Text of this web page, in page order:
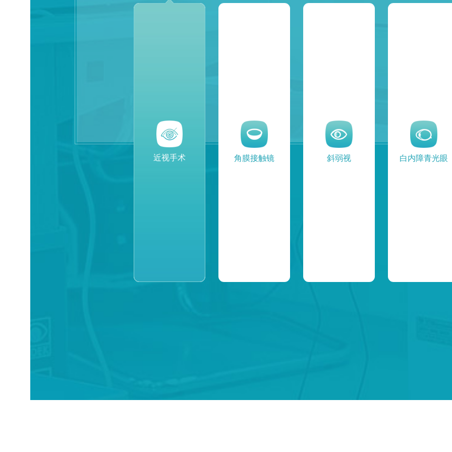
近视手术
近视手术 角膜接触镜 斜弱视 白内障青光眼